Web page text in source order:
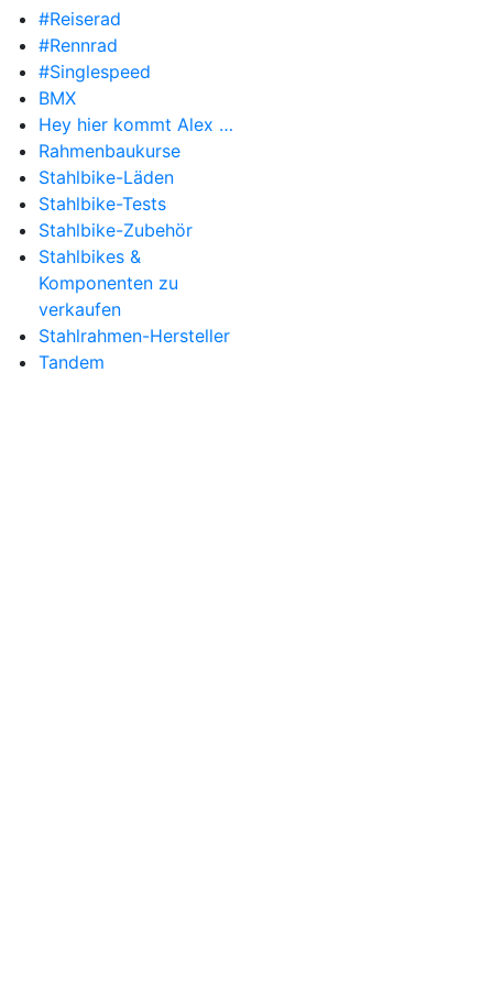
#Reiserad
#Rennrad
#Singlespeed
BMX
Hey hier kommt Alex …
Rahmenbaukurse
Stahlbike-Läden
Stahlbike-Tests
Stahlbike-Zubehör
Stahlbikes &
Komponenten zu
verkaufen
Stahlrahmen-Hersteller
Tandem